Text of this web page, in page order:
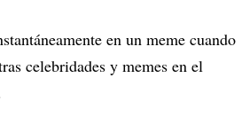
en un meme cuando
celebridades y memes en el